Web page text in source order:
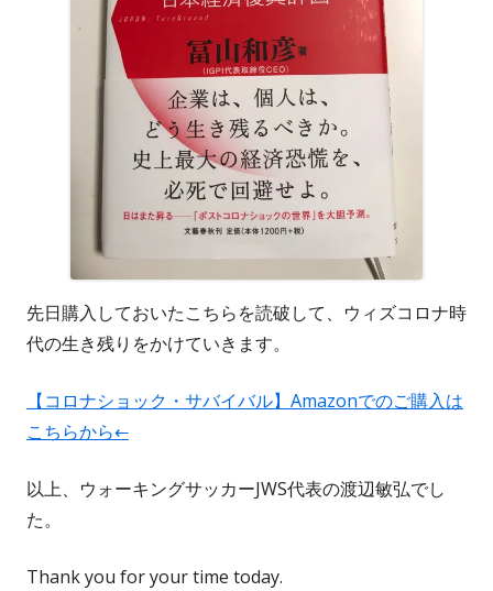
先日購入しておいたこちらを読破して、ウィズコロナ時
代の生き残りをかけていきます。
【コロナショック・サバイバル】Amazonでのご購入は
こちらから←
以上、ウォーキングサッカーJWS代表の渡辺敏弘でし
た。
Thank you for your time today.